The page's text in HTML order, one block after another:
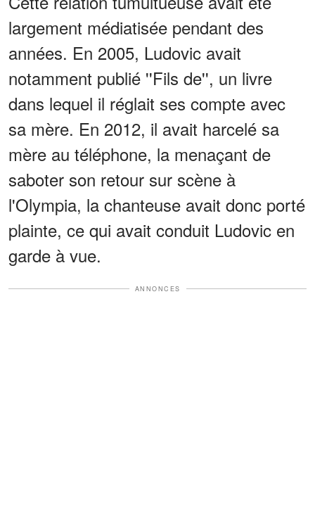
largement médiatisée pendant des
années. En 2005, Ludovic avait
notamment publié ''Fils de'', un livre
dans lequel il réglait ses compte avec
sa mère. En 2012, il avait harcelé sa
mère au téléphone, la menaçant de
saboter son retour sur scène à
l'Olympia, la chanteuse avait donc porté
plainte, ce qui avait conduit Ludovic en
garde à vue.
ANNONCES